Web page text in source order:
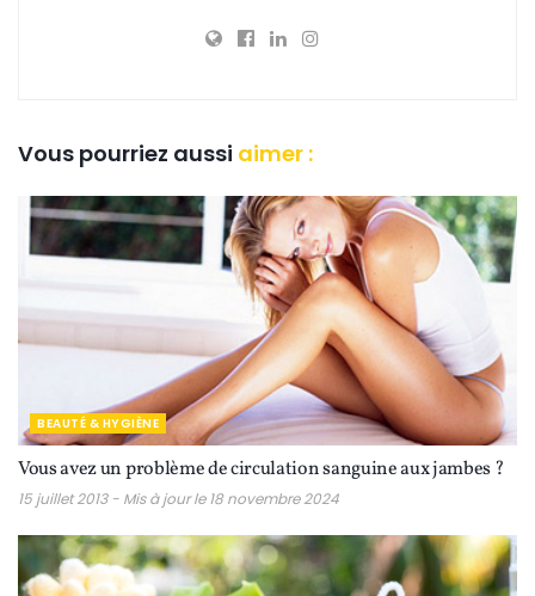
Vous pourriez aussi aimer :
BEAUTÉ & HYGIÈNE
Vous avez un problème de circulation sanguine aux jambes ?
15 juillet 2013 - Mis à jour le 18 novembre 2024